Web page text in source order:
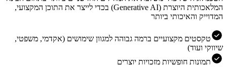
המלאכותית היוצרת (Generative AI) בכדי לייצר את התוכן המקצועי,
המדוייק והאיכותי ביותר
טקסטים מקצועיים ברמה גבוהה למגוון שימושים (אקדמי, משפטי,
שיווקי ועוד)
תמונות חופשיות מזכויות יוצרים